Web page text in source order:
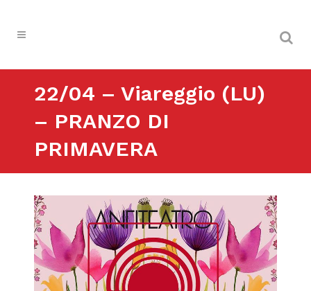
22/04 – Viareggio (LU)
– PRANZO DI
PRIMAVERA